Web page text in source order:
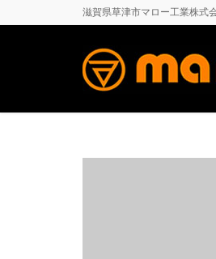
滋賀県草津市マロー工業株式